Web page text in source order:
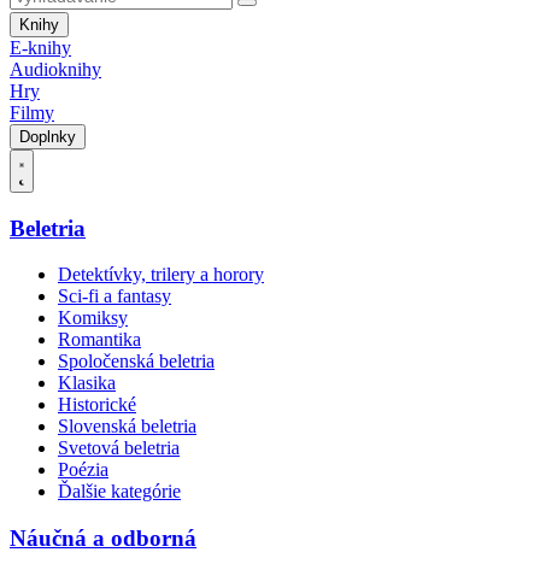
Knihy
E-knihy
Audioknihy
Hry
Filmy
Doplnky
Beletria
Detektívky, trilery a horory
Sci-fi a fantasy
Komiksy
Romantika
Spoločenská beletria
Klasika
Historické
Slovenská beletria
Svetová beletria
Poézia
Ďalšie kategórie
Náučná a odborná